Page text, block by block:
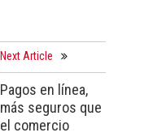
Next Article
Pagos en línea,
más seguros que
el comercio